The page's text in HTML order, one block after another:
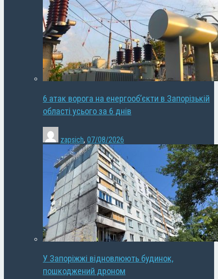
6 атак ворога на енергооб’єкти в Запорізькій
області усього за 6 днів
zapsich, 07/08/2026
У Запоріжжі відновлюють будинок,
пошкоджений дроном